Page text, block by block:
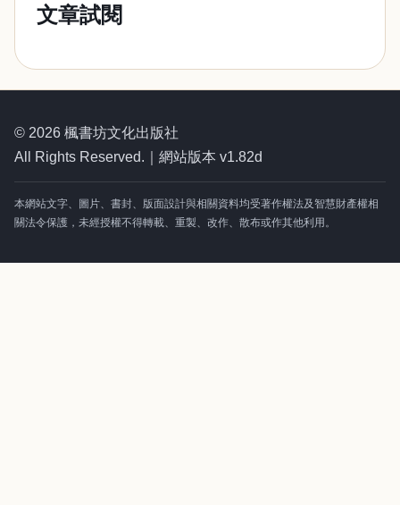
文章試閱
© 2026 楓書坊文化出版社
All Rights Reserved.｜網站版本 v1.82d
本網站文字、圖片、書封、版面設計與相關資料均受著作權法及智慧財產權相
關法令保護，未經授權不得轉載、重製、改作、散布或作其他利用。